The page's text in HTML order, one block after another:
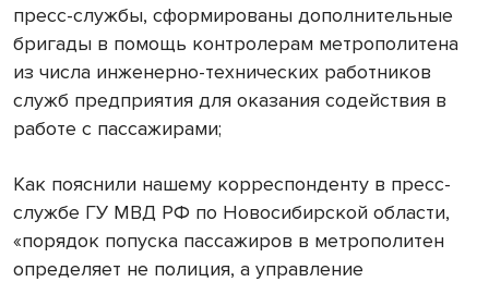
пресс-службы, сформированы дополнительные
бригады в помощь контролерам метрополитена
из числа инженерно-технических работников
служб предприятия для оказания содействия в
работе с пассажирами;
Как пояснили нашему корреспонденту в пресс-
службе ГУ МВД РФ по Новосибирской области,
«порядок попуска пассажиров в метрополитен
определяет не полиция, а управление